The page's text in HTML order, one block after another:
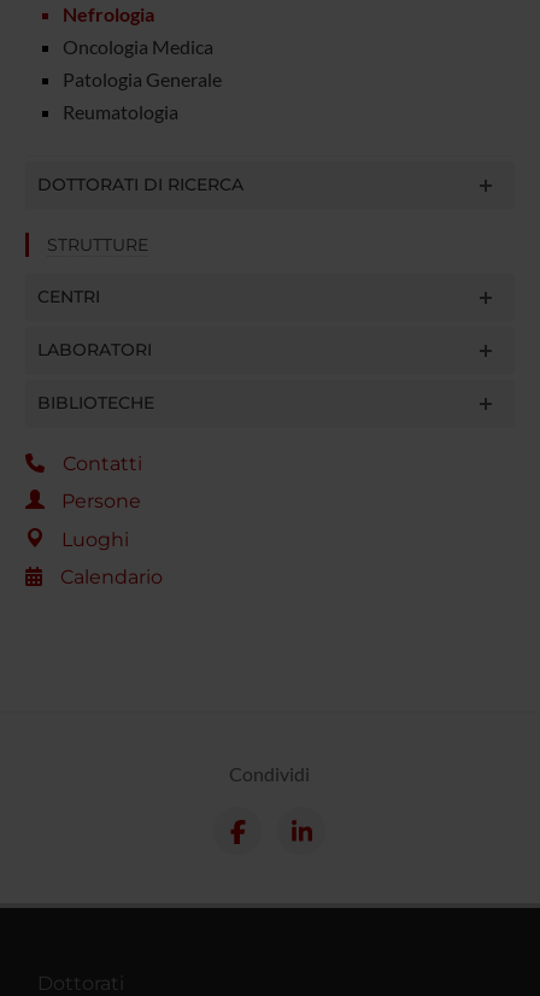
Nefrologia
Oncologia Medica
Patologia Generale
Reumatologia
DOTTORATI DI RICERCA
STRUTTURE
CENTRI
LABORATORI
BIBLIOTECHE
Contatti
Persone
Luoghi
Calendario
Condividi
Dottorati